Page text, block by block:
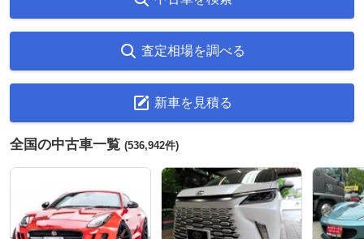
査定相場を調べる
新車を見積る
全国の中古車一覧 (536,942件)